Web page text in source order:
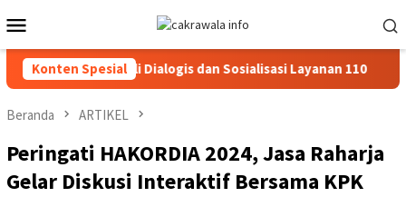
ke
kontenMobile
Konten Spesial
Patroli Dialogis dan Sosialisasi Layanan 110
Beranda ARTIKEL
Peringati HAKORDIA 2024, Jasa Raharja
Gelar Diskusi Interaktif Bersama KPK